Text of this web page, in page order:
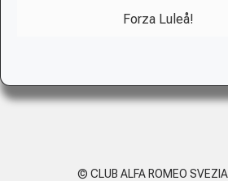
Forza Luleå!
© CLUB ALFA ROMEO